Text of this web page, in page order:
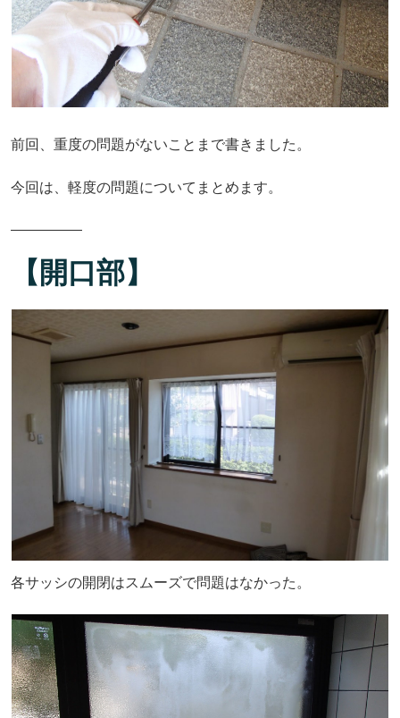
前回、重度の問題がないことまで書きました。
今回は、軽度の問題についてまとめます。
―――――
【開口部】
各サッシの開閉はスムーズで問題はなかった。